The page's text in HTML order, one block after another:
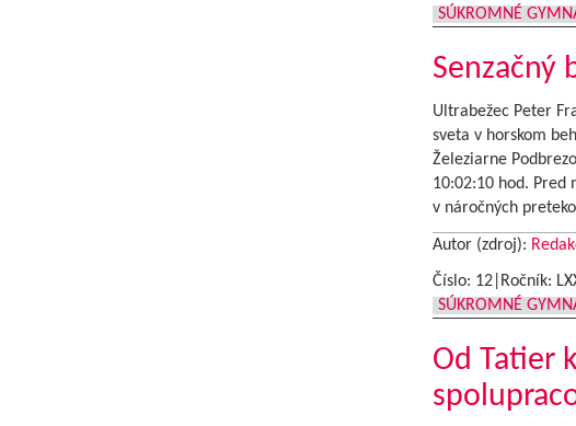
SÚKROMNÉ
Senzačný
Ultrabežec Peter
sveta v horskom
Železiarne
10:02:10 hod. Pred
v náročných
Autor (zdroj):
Číslo: 12|Ročník:
SÚKROMNÉ
Od Tatier